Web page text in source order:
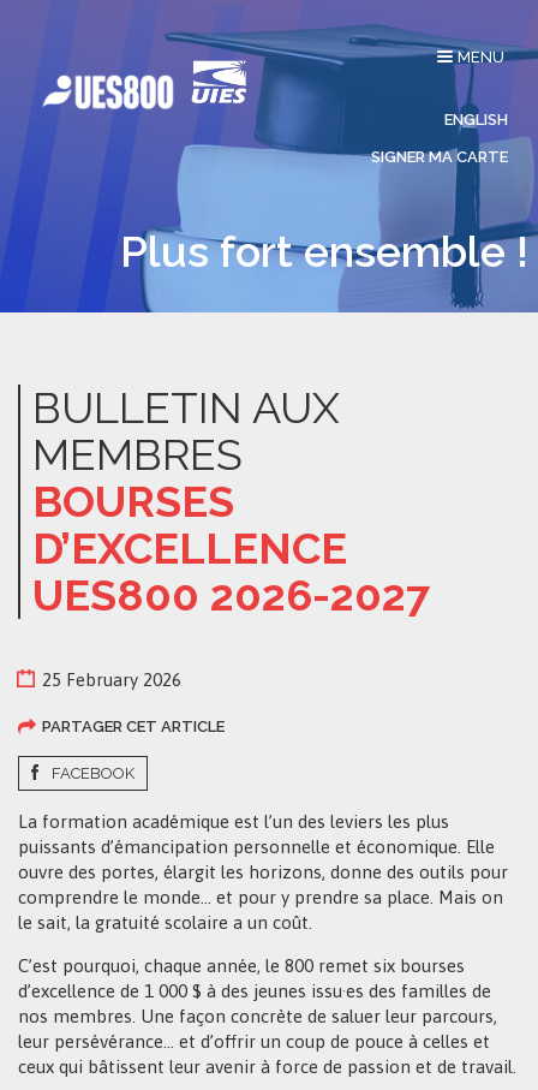
Affichage
menu
MENU
ENGLISH
SIGNER MA CARTE
Plus fort ensemble !
BULLETIN AUX
MEMBRES
BOURSES
D’EXCELLENCE
UES800 2026-2027
25 February 2026
PARTAGER CET ARTICLE
FACEBOOK
La formation académique est l’un des leviers les plus
puissants d’émancipation personnelle et économique. Elle
ouvre des portes, élargit les horizons, donne des outils pour
comprendre le monde… et pour y prendre sa place. Mais on
le sait, la gratuité scolaire a un coût.
C’est pourquoi, chaque année, le 800 remet six bourses
d’excellence de 1 000 $ à des jeunes issu·es des familles de
nos membres. Une façon concrète de saluer leur parcours,
leur persévérance… et d’offrir un coup de pouce à celles et
ceux qui bâtissent leur avenir à force de passion et de travail.